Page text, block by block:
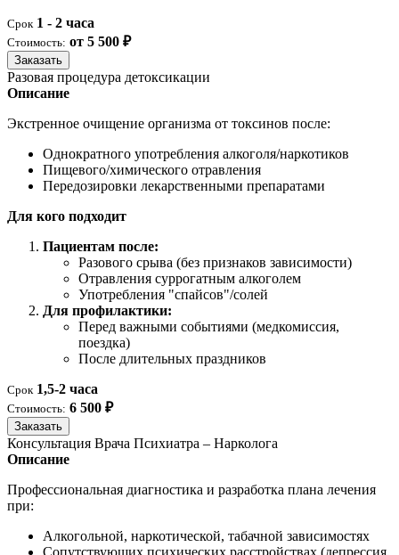
Срок 1 - 2 часа
Стоимость: от 5 500 ₽
Заказать
Разовая процедура детоксикации
Описание
Экстренное очищение организма от токсинов после:
Однократного употребления алкоголя/наркотиков
Пищевого/химического отравления
Передозировки лекарственными препаратами
Для кого подходит
Пациентам после:
Разового срыва (без признаков зависимости)
Отравления суррогатным алкоголем
Употребления "спайсов"/солей
Для профилактики:
Перед важными событиями (медкомиссия,
поездка)
После длительных праздников
Срок 1,5-2 часа
Стоимость: 6 500 ₽
Заказать
Консультация Врача Психиатра – Нарколога
Описание
Профессиональная диагностика и разработка плана лечения
при:
Алкогольной, наркотической, табачной зависимостях
Сопутствующих психических расстройствах (депрессия,